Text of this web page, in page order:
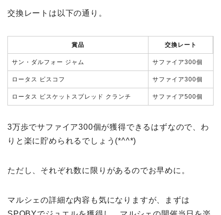
交換レートは以下の通り。
賞品 交換レート
サン・ダルフォー ジャム サファイア300個
ロータス ビスコフ サファイア300個
ロータス ビスケットスプレッド クランチ サファイア500個
3万歩でサファイア300個が獲得できるはずなので、わ
りと楽に貯められるでしょう(*^^*)
ただし、それぞれ数に限りがあるのでお早めに。
マルシェの詳細な内容も気になりますが、まずは